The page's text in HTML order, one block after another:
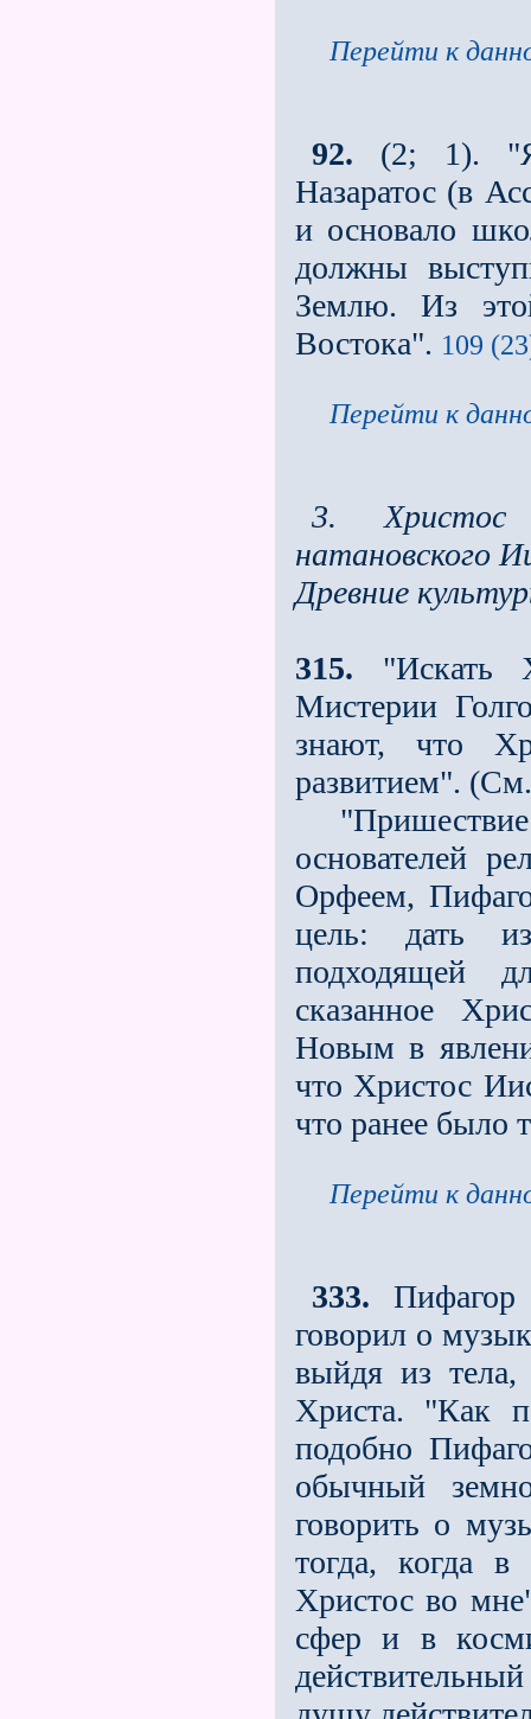
Перейти к
92. (2; 1). "Я"
Назаратос (в
и основало
должны
Землю. Из
Востока". 109
Перейти к
3. Христос
натановского
Древние
315. "Искать
Мистерии
знают, что
развитием".
"Пришествие
основателей
Орфеем,
цель: дать
подходящей
сказанное
Новым в
что Христос
что ранее было
Перейти к
333.
говорил о
выйдя из тела,
Христа. "Как
подобно
обычный
говорить о
тогда, когда
Христос во
сфер и в